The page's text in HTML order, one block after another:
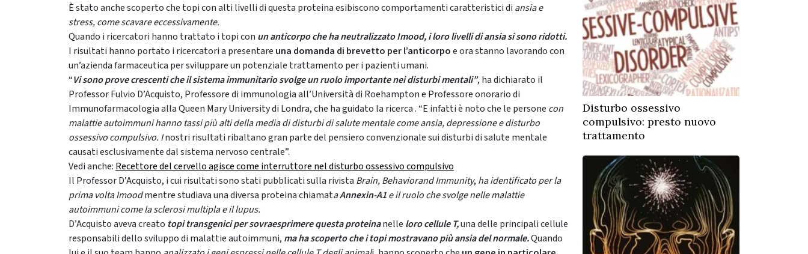
È stato anche scoperto che topi con alti livelli di questa proteina esibiscono comportamenti caratteristici di ansia e
stress, come scavare eccessivamente.
Quando i ricercatori hanno trattato i topi con un anticorpo che ha neutralizzato Imood,i loro livelli di ansia si sono ridotti.
I risultati hanno portato i ricercatori a presentare una domanda di brevetto per l’anticorpoe ora stanno lavorando con
un’azienda farmaceutica per sviluppare un potenziale trattamento per i pazienti umani.
“Vi sono prove crescenti che il sistema immunitario svolge un ruolo importante nei disturbi mentali”, ha dichiarato il
Professor Fulvio D’Acquisto, Professore di immunologia all’Università di Roehampton e Professore onorario di
Immunofarmacologia alla Queen Mary University di Londra, che ha guidato la ricerca . “E infatti è noto che le persone con
malattie autoimmuni hanno tassi più alti della media di disturbi di salute mentale come ansia, depressione e disturbo
ossessivo compulsivo. Inostri risultati ribaltano gran parte del pensiero convenzionale sui disturbi di salute mentale
causati esclusivamente dal sistema nervoso centrale”.
Vedi anche: Recettore del cervello agisce come interruttore nel disturbo ossessivo compulsivo
Il Professor D’Acquisto, i cui risultati sono stati pubblicati sulla rivista Brain, Behaviorand Immunity, ha identificato per la
prima volta Imoodmentre studiava una diversa proteina chiamataAnnexin-A1e il ruolo che svolge nelle malattie
autoimmuni come la sclerosi multipla e il lupus.
D’Acquisto aveva creato topi transgenici per sovraesprimere questa proteinanelle loro cellule T,una delle principali cellule
responsabili dello sviluppo di malattie autoimmuni, ma ha scoperto che i topi mostravano più ansia del normale.Quando
Disturbo ossessivo
compulsivo: presto nuovo
trattamento